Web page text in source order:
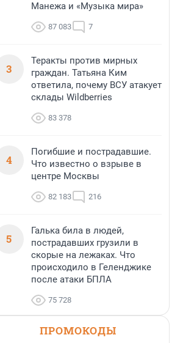
Манежа и «Музыка мира»
87 083 7
3
Теракты против мирных
граждан. Татьяна Ким
ответила, почему ВСУ атакует
склады Wildberries
83 378
4
Погибшие и пострадавшие.
Что известно о взрыве в
центре Москвы
82 183 216
5
Галька била в людей,
пострадавших грузили в
скорые на лежаках. Что
происходило в Геленджике
после атаки БПЛА
75 728
ПРОМОКОДЫ